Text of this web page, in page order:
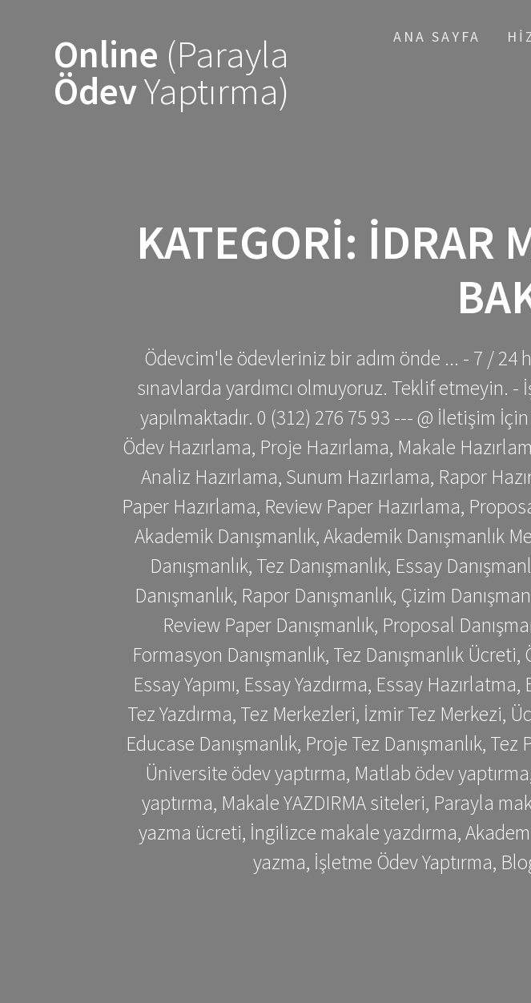
Online (Parayla
ÖdevYaptırma)
ANA SAYFA
KATEGORI: İDRAR
Ödevcim'le ödevleriniz bir adım önde ... - 7 /
sınavlarda yardımcı olmuyoruz. Teklif etmeyin.
yapılmaktadır. 0 (312) 276 75 93 --- @ İletişim
Ödev Hazırlama, Proje Hazırlama, Makale
Analiz Hazırlama, Sunum Hazırlama, Rapor
Paper Hazırlama, Review Paper Hazırlama,
Akademik Danışmanlık, Akademik Danışmanlık
Danışmanlık, Tez Danışmanlık, Essay
Danışmanlık, Rapor Danışmanlık, Çizim
Review Paper Danışmanlık, Proposal
Formasyon Danışmanlık, Tez Danışmanlık Ücreti,
Essay Yapımı, Essay Yazdırma, Essay
Tez Yazdırma, Tez Merkezleri, İzmir Tez Merkezi,
Educase Danışmanlık, Proje Tez Danışmanlık,
Üniversite ödev yaptırma, Matlab ödev
yaptırma, Makale YAZDIRMA siteleri, Parayla
yazma ücreti, İngilizce makale yazdırma,
yazma, İşletme Ödev Yaptırma,